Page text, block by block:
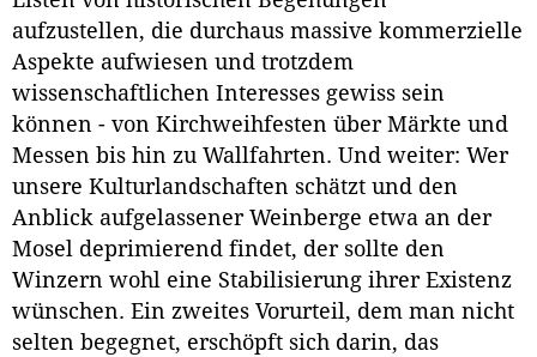
aufzustellen, die durchaus massive kommerzielle
Aspekte aufwiesen und trotzdem
wissenschaftlichen Interesses gewiss sein
können - von Kirchweihfesten über Märkte und
Messen bis hin zu Wallfahrten. Und weiter: Wer
unsere Kulturlandschaften schätzt und den
Anblick aufgelassener Weinberge etwa an der
Mosel deprimierend findet, der sollte den
Winzern wohl eine Stabilisierung ihrer Existenz
wünschen. Ein zweites Vorurteil, dem man nicht
selten begegnet, erschöpft sich darin, das